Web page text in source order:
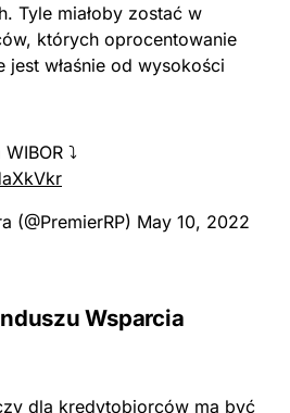
Tyle miałoby zostać w
których oprocentowanie
jest właśnie od wysokości
⤵
(@PremierRP) May 10, 2022
Wsparcia
dla kredytobiorców ma być